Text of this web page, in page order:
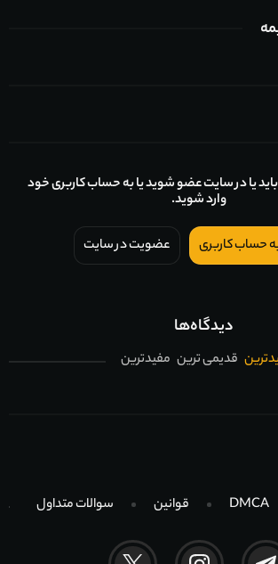
باید یا در سایت عضو شوید یا به حساب کاربری خود
وارد شوید.
حساب کاربری عضویت در سایت
دیدگاه‌ها
قدیمی ترین مفیدترین
DMCA قوانین سوالات متداول